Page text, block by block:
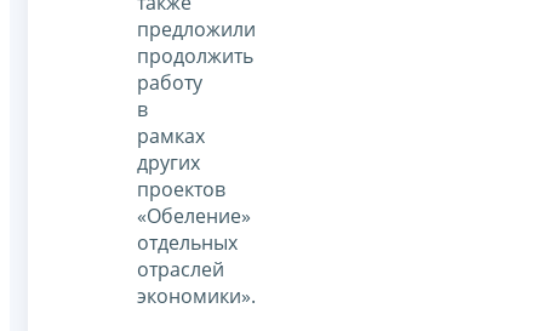
предложили
продолжить
работу
в
рамках
других
проектов
«Обеление»
отдельных
отраслей
экономики».